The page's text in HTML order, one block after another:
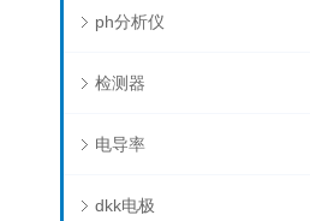
ph分析仪
检测器
电导率
dkk电极